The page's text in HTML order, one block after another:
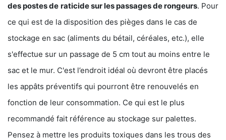
des postes de raticide sur les passages de rongeurs. Pour
ce qui est de la disposition des pièges dans le cas de
stockage en sac (aliments du bétail, céréales, etc.), elle
s'effectue sur un passage de 5 cm tout au moins entre le
sac et le mur. C'est l’endroit idéal où devront être placés
les appâts préventifs qui pourront être renouvelés en
fonction de leur consommation. Ce qui est le plus
recommandé fait référence au stockage sur palettes.
Pensez à mettre les produits toxiques dans les trous des